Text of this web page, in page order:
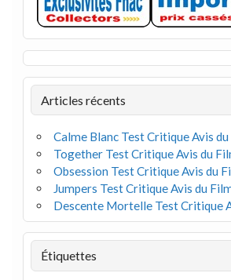
Articles récents
Calme Blanc Test Critique Avis
Together Test Critique Avis du
Obsession Test Critique Avis du
Jumpers Test Critique Avis du
Descente Mortelle Test Critique
Étiquettes